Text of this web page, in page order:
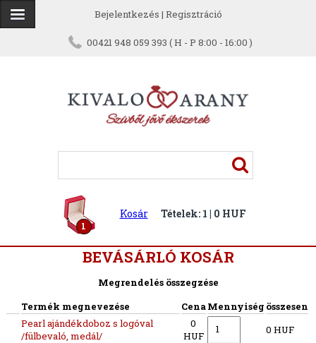
Bejelentkezés | Regisztráció
00421 948 059 393 ( H - P 8:00 - 16:00 )
1
Kosár Tételek: 1 | 0 HUF
BEVÁSÁRLÓ KOSÁR
Megrendelés összegzése
Termék megnevezése
CenaMennyiség összesen
Pearl ajándékdoboz s logóval
/fülbevaló, medál/
0
HUF
0 HUF